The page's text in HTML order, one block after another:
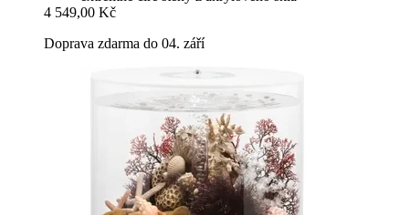
4 549,00 Kč
Doprava zdarma do 04. září